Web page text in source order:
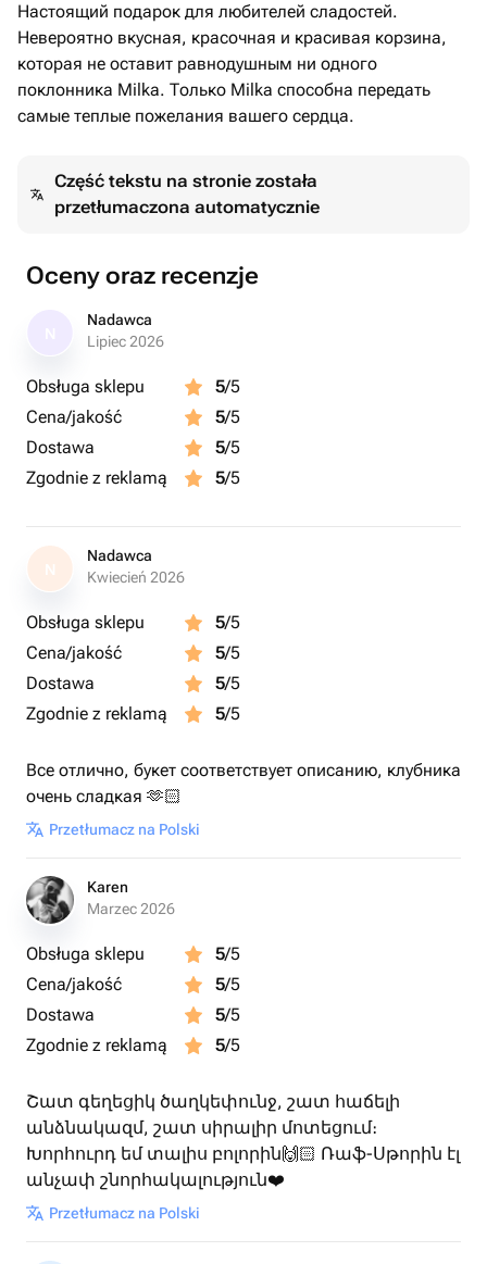
Настоящий подарок для любителей сладостей.
Невероятно вкусная, красочная и красивая корзина,
которая не оставит равнодушным ни одного
поклонника Milka. Только Milka способна передать
самые теплые пожелания вашего сердца.
Część tekstu na stronie została
przetłumaczona automatycznie
Oceny oraz recenzje
Nadawca
Lipiec 2026
Obsługa sklepu 5/5
Cena/jakość
5/5
Dostawa
5/5
Zgodnie z reklamą
5/5
N
Nadawca
Kwiecień 2026
Obsługa sklepu 5/5
Cena/jakość
5/5
Dostawa
5/5
Zgodnie z reklamą
5/5
Все отлично, букет соответствует описанию, клубника
очень сладкая 🫶🏻
Przetłumacz na Polski
Karen
Marzec 2026
Obsługa sklepu 5/5
Cena/jakość
5/5
Dostawa
5/5
Zgodnie z reklamą
5/5
Շատ գեղեցիկ ծաղկեփունջ, շատ հաճելի
անձնակազմ, շատ սիրալիր մոտեցում։
Խորհուրդ եմ տալիս բոլորին🙌🏻 Ռաֆ-Սթորին էլ
անչափ շնորհակալություն❤️
Przetłumacz na Polski